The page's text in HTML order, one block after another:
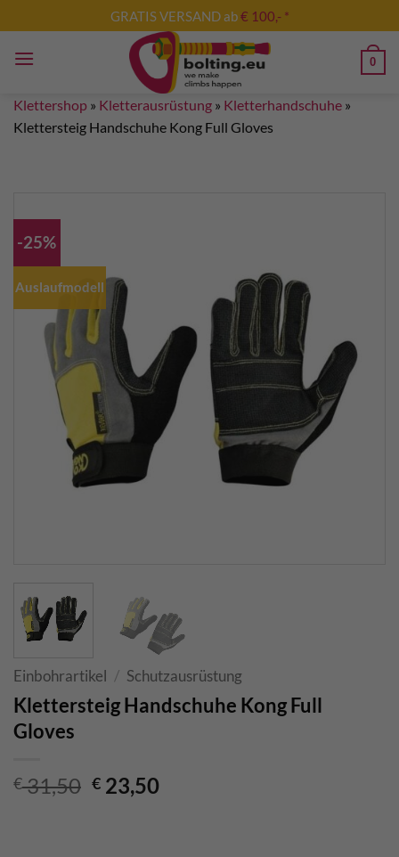
Inhalt
springen
GRATIS VERSAND ab€ 100,- *
0
Klettershop » Kletterausrüstung » Kletterhandschuhe »
Klettersteig Handschuhe Kong Full Gloves
-25%
Auslaufmodell
Einbohrartikel / Schutzausrüstung
Klettersteig Handschuhe Kong Full
Gloves
€31,50 Ursprünglicher
€ 23,50Aktueller